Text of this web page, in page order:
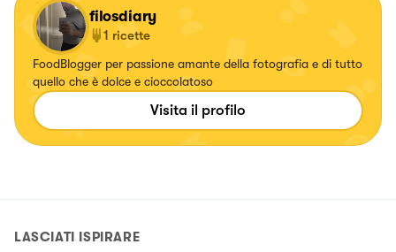
filosdiary
1 ricette
FoodBlogger per passione amante della fotografia e di tutto
quello che è dolce e cioccolatoso
Visita il profilo
LASCIATI ISPIRARE